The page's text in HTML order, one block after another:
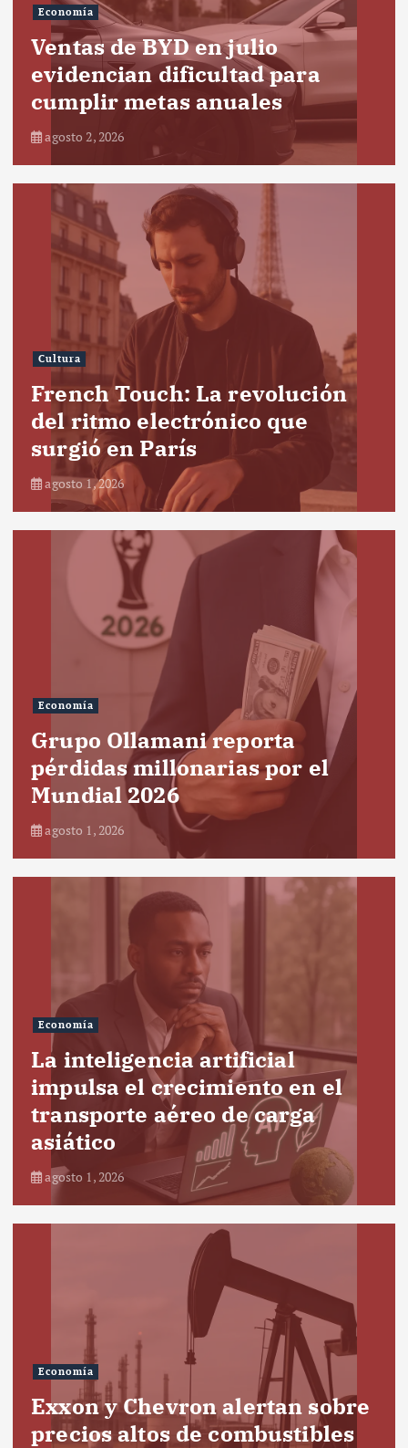
Economía
Ventas de BYD en julio
evidencian dificultad para
cumplir metas anuales
agosto 2, 2026
Cultura
French Touch: La revolución
del ritmo electrónico que
surgió en París
agosto 1, 2026
Economía
Grupo Ollamani reporta
pérdidas millonarias por el
Mundial 2026
agosto 1, 2026
Economía
La inteligencia artificial
impulsa el crecimiento en el
transporte aéreo de carga
asiático
agosto 1, 2026
Economía
Exxon y Chevron alertan sobre
precios altos de combustibles